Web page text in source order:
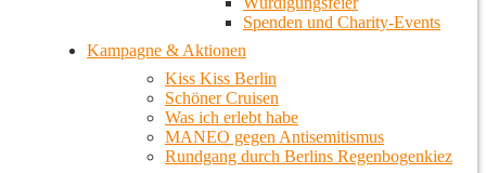
Spenden und Charity-Events
Kampagne & Aktionen
Kiss Kiss Berlin
Schöner Cruisen
Was ich erlebt habe
MANEO gegen Antisemitismus
Rundgang durch Berlins Regenbogenkiez